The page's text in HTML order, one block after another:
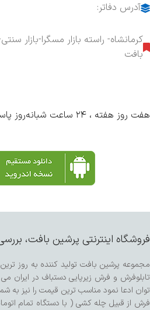
آدرس دفاتر:
کرمانشاه- راسته بازار مسگرا-بازار
بافت
هفت روز هفته ، ۲۴ ساعت شبانه‌روز پاسخگوی شما هستیم.
فروشگاه اینترنتی پرشین بافت،
مجموعه پرشین بافت تولید کننده به روز
تابلوفرش و فرش زیرپایی دستباف در ایران
توان ادعا نمود مناسب ترین قیمت را نیز به
فرش از قبیل چله کشی ( با دستگاه تمام